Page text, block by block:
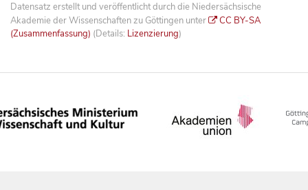
Datensatz erstellt und veröffentlicht durch die Niedersächsische
Akademie der Wissenschaften zu Göttingen unter
CC BY-SA
(Zusammenfassung) (Details: Lizenzierung)